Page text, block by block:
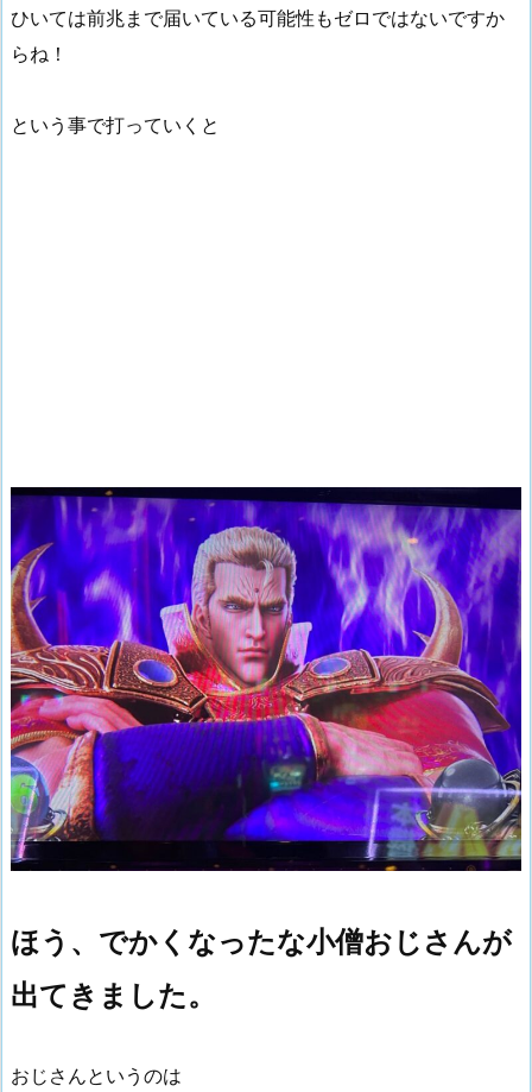
ひいては前兆まで届いている可能性もゼロではないですか
らね！
という事で打っていくと
ほう、でかくなったな小僧おじさんが
出てきました。
おじさんというのは